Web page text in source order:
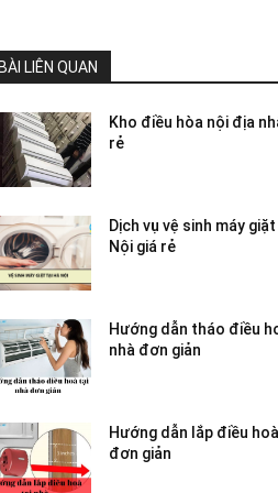
LIÊN QUAN
Kho điều hòa nội địa
rẻ
Dịch vụ vệ sinh máy
Nội giá rẻ
Hướng dẫn tháo điều
nhà đơn giản
Hướng dẫn lắp điều
đơn giản